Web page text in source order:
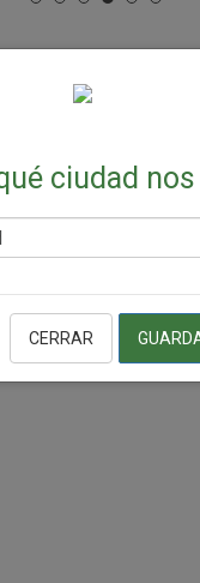
y
todos los
ciudad
CERRAR